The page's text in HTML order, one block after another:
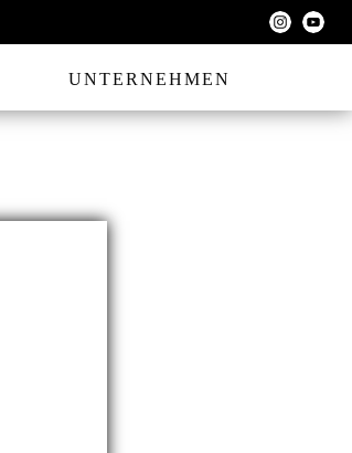
UNTERNEHMEN